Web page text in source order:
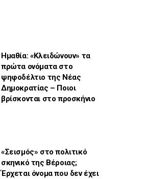
Ημαθία: «Κλειδώνουν» τα
πρώτα ονόματα στο
ψηφοδέλτιο της Νέας
Δημοκρατίας – Ποιοι
βρίσκονται στο προσκήνιο
«Σεισμός» στο πολιτικό
σκηνικό της Βέροιας;
Έρχεται όνομα που δεν έχει